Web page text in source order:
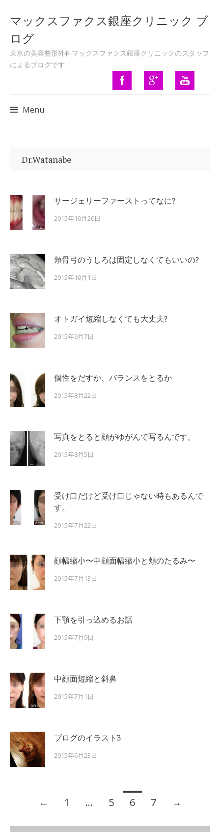
マックスファクス銀座クリニック ブ
ログ
東京の美容整形外科マックスファクス銀座クリニックのスタッフ
によるブログです
Menu
Dr.Watanabe
サージェリーファーストってなに?
2015年10月20日
頬骨弓のうしろは固定しなくてもいいの?
2015年10月1日
オトガイ短縮しなくても大丈夫?
2015年9月7日
個性をだすか、バランスをとるか
2015年8月22日
写真をとると顔がゆがんで写るんです。
2015年8月5日
受け口だけど受け口じゃない時もあるんで
す。
2015年7月22日
顔幅縮小〜中顔面幅縮小と頬のたるみ〜
2015年7月13日
下顎を引っ込めるお話
2015年7月9日
中顔面短縮と斜鼻
2015年7月1日
ブログのイラスト3
2015年6月23日
Posts navigation
← 1 … 5 6 7 →